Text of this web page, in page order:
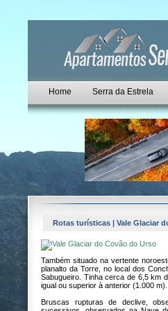
Home Serra da Estrela
Rotas turísticas | Vale Glaciar
Também situado na vertente
planalto da Torre, no local dos
Sabugueiro. Tinha cerca de 6,5 km
igual ou superior à anterior (1.000 m).
Bruscas rupturas de declive,